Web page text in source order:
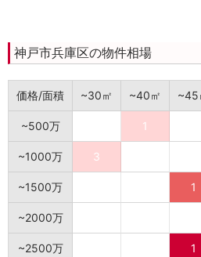
神戸市兵庫区の物件相場
価格/面積 ~30㎡ ~40㎡ ~45
~500万 1
~1000万 3
~1500万 1
~2000万
~2500万 1